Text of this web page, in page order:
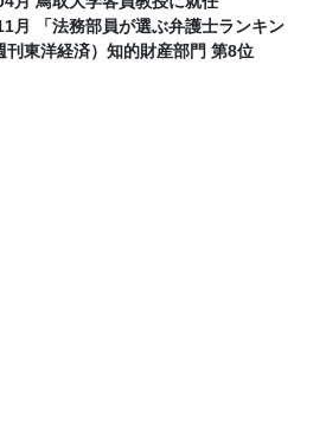
月 「法務部員が選ぶ弁護士ランキン
刊東洋経済）知的財産部門 第8位